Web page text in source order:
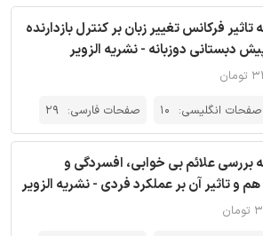
تاثیر فرکانس تغییر زبان بر کنترل بازدارنده
دبستانی دوزبانه - نشریه الزویر
صفحات انگلیسی: 10 صفحات فارسی: 29
بررسی علائم بی خوابی، افسردگی و
و تاثیر آن بر عملکرد فردی - نشریه الزویر